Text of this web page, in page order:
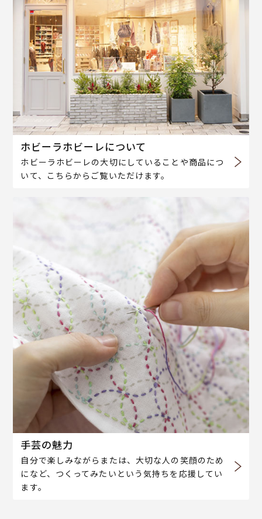
ホビーラホビーレについて
ホビーラホビーレの大切にしていることや商品につ
いて、こちらからご覧いただけます。
手芸の魅力
自分で楽しみながらまたは、大切な人の笑顔のため
になど、つくってみたいという気持ちを応援してい
ます。